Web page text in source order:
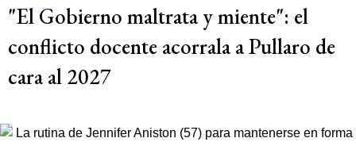
"El Gobierno maltrata y miente": el
conflicto docente acorrala a Pullaro de
cara al 2027